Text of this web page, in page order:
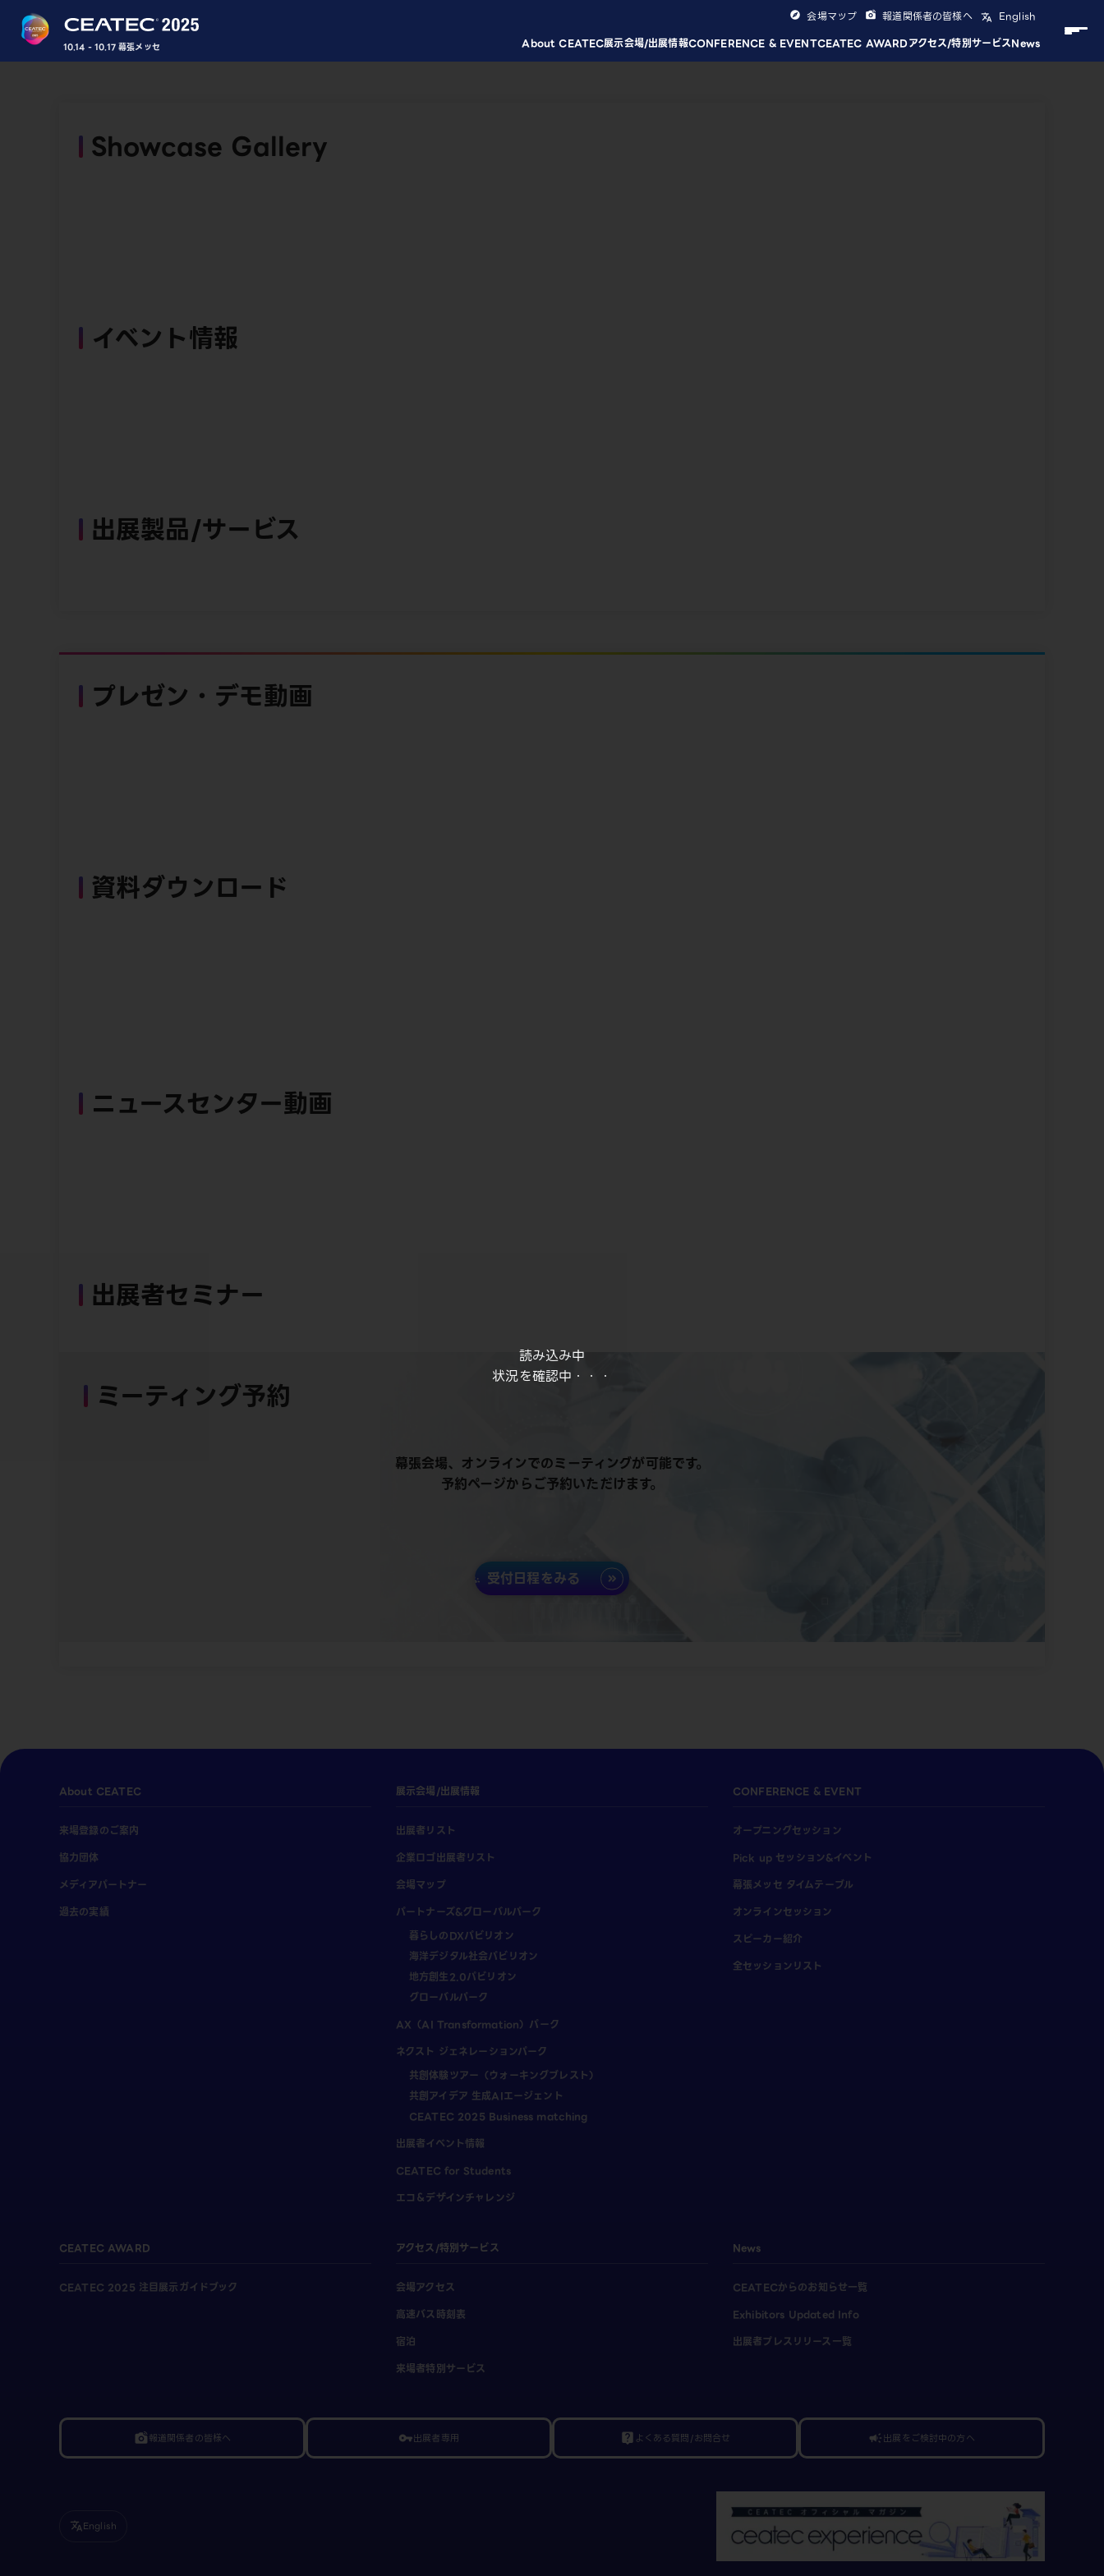
読み込み中
状況を確認中・・・
10.14 - 10.17 幕張メッセ About CEATEC展示会場/出展情報CONFERENCE & EVENTCEATEC AWARDアクセス/特別サービスNews
会場マップ 報道関係者の皆様へ English
Showcase Gallery
イベント情報
出展製品/サービス
プレゼン・デモ動画
資料ダウンロード
ニュースセンター動画
出展者セミナー
ミーティング予約
幕張会場、オンラインでのミーティングが可能です。
予約ページからご予約いただけます。
受付日程をみる
About CEATEC
来場登録のご案内
協力団体
メディアパートナー
過去の実績
展示会場/出展情報
出展者リスト
企業ロゴ出展者リスト
会場マップ
パートナーズ&グローバルパーク
暮らしのDXパビリオン
海洋デジタル社会パビリオン
地方創生2.0パビリオン
グローバルパーク
AX（AI Transformation）パーク
ネクスト ジェネレーションパーク
共創体験ツアー（ウォーキングブレスト）
共創アイデア 生成AIエージェント
CEATEC 2025 Business matching
出展者イベント情報
CEATEC for Students
エコ＆デザインチャレンジ
CONFERENCE & EVENT
オープニングセッション
Pick up セッション&イベント
幕張メッセ タイムテーブル
オンラインセッション
スピーカー紹介
全セッションリスト
CEATEC AWARD
CEATEC 2025 注目展示ガイドブック
アクセス/特別サービス
会場アクセス
高速バス時刻表
宿泊
来場者特別サービス
News
CEATECからのお知らせ一覧
Exhibitors Updated Info
出展者プレスリリース一覧
linked_camera報道関係者の皆様へ vpn_key出展者専用 live_help よくある質問/お問合せ campaign出展をご検討中の方へ
translateEnglish